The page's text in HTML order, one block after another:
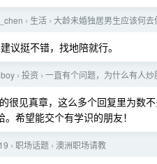
› 生活 › 大龄未婚独居男生应该何去
议挺不错，找地陪就行。
› 投资 › 一直有个问题，为什么有人炒
很见真章，这么多个回复里为数
希望能交个有学识的朋友！
› 职场话题 › 澳洲职场请教